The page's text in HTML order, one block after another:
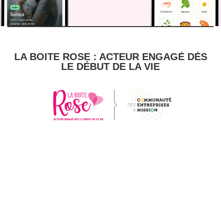
LA BOITE ROSE : ACTEUR ENGAGÉ DÈS
LE DÉBUT DE LA VIE